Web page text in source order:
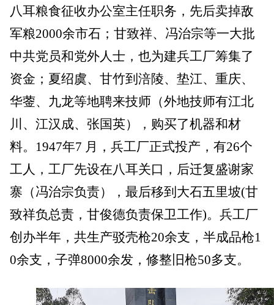
八耳粮食征收办公室主任职务，先后卖掉敌
军粮2000余市石；甘致祥、冯治宗等一大批
中共党员和党外人士，也为建兵工厂筹集了
资金；夏绍虞、甘竹到涪陵、垫江、重庆、
华蓥、九龙等地聘来技师（外地技师有江北
川、江汉成、张国英），购买了机器和材
料。1947年7 月，兵工厂正式投产，有26个
工人，工厂先设在八耳关口，后迁复盛谢家
寨（冯治宗负责），最后移到大石五里坡(甘
致祥负总责，甘俊德负责保卫工作)。兵工厂
创办半年，共生产驳壳枪20余支，半成品枪1
0余支，子弹8000余发，修整旧枪50多支。